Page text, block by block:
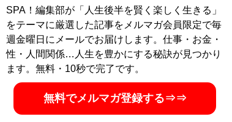
記事一覧へ
SPA！編集部が「人生後半を賢く楽しく生きる」
をテーマに厳選した記事をメルマガ会員限定で毎
週金曜日にメールでお届けします。仕事・お金・
性・人間関係…人生を豊かにする秘訣が見つかり
ます。無料・10秒で完了です。
無料でメルマガ登録する⇒⇒